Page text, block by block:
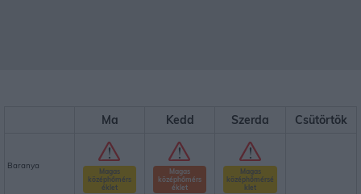
Ma Kedd Szerda Csütörtök
Baranya
Magas
középhőmérs
éklet
Magas
középhőmérs
éklet
Magas
középhőmérsé
klet